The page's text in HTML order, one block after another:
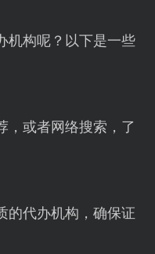
机构呢？以下是一些
，或者网络搜索，了
的代办机构，确保证